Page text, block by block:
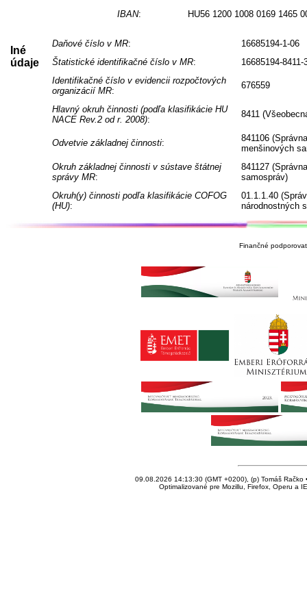
IBAN: HU56 1200 1008 0169 1465
Iné
údaje
Daňové číslo v MR:
16685194-1-06
Štatistické identifikačné číslo v MR:
16685194-8411-
Identifikačné číslo v evidencii rozpočtových
organizácií MR:
676559
Hlavný okruh činnosti (podľa klasifikácie HU
NACE Rev.2 od r. 2008):
8411
Odvetvie základnej činnosti:
841106
menšinových
Okruh základnej činnosti v sústave štátnej
správy MR:
841127
samospráv)
Okruh(y) činnosti podľa klasifikácie COFOG
(HU):
01.1.1.40
národnostných
Finančné
09.08.2026 14:13:30 (GMT +0200), (p) Tomáš Račko
Optimalizované pre Mozillu, Firefox, Operu a